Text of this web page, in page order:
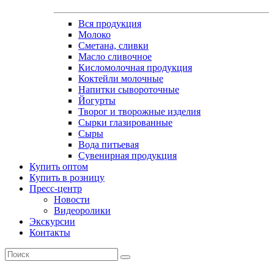
Вся продукция
Молоко
Сметана, сливки
Масло сливочное
Кисломолочная продукция
Коктейли молочные
Напитки сывороточные
Йогурты
Творог и творожные изделия
Сырки глазированные
Сыры
Вода питьевая
Сувенирная продукция
Купить оптом
Купить в розницу
Пресс-центр
Новости
Видеоролики
Экскурсии
Контакты